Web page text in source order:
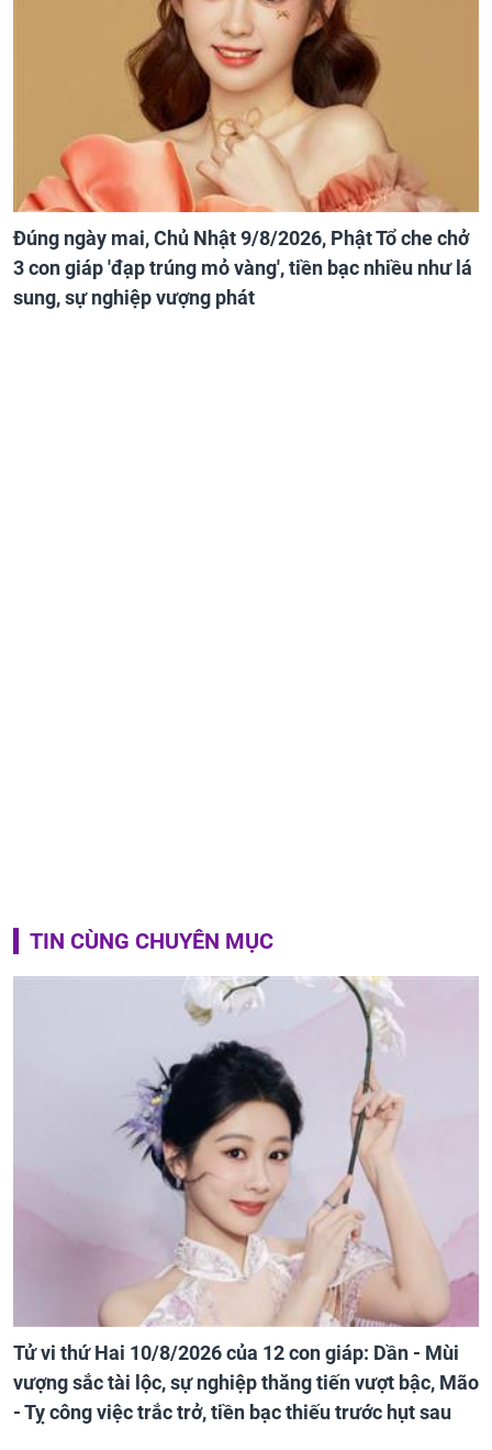
Đúng ngày mai, Chủ Nhật 9/8/2026, Phật Tổ che chở
3 con giáp 'đạp trúng mỏ vàng', tiền bạc nhiều như lá
sung, sự nghiệp vượng phát
TIN CÙNG CHUYÊN MỤC
Tử vi thứ Hai 10/8/2026 của 12 con giáp: Dần - Mùi
vượng sắc tài lộc, sự nghiệp thăng tiến vượt bậc, Mão
- Tỵ công việc trắc trở, tiền bạc thiếu trước hụt sau